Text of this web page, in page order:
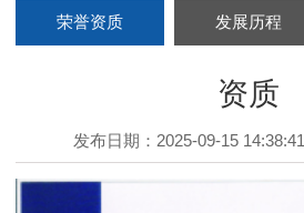
荣誉资质 发展历程
资质
发布日期：2025-09-15 14:38:41